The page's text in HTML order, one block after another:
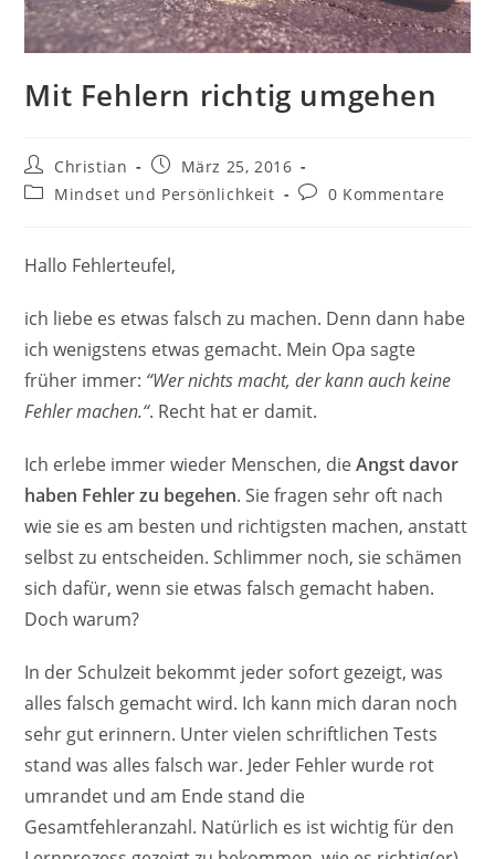
Mit Fehlern richtig umgehen
Beitrags-
Autor:
Christian
Beitrag
veröffentlicht:
März 25, 2016
Beitrags-
Mindset und Persönlichkeit
Beitrags-
0 Kommentare
Hallo Fehlerteufel,
ich liebe es etwas falsch zu machen. Denn dann habe
ich wenigstens etwas gemacht. Mein Opa sagte
früher immer: “Wer nichts macht, der kann auch keine
Fehler machen.“. Recht hat er damit.
Ich erlebe immer wieder Menschen, dieAngst davor
haben Fehler zu begehen. Sie fragen sehr oft nach
wie sie es am besten und richtigsten machen, anstatt
selbst zu entscheiden. Schlimmer noch, sie schämen
sich dafür, wenn sie etwas falsch gemacht haben.
Doch warum?
In der Schulzeit bekommt jeder sofort gezeigt, was
alles falsch gemacht wird. Ich kann mich daran noch
sehr gut erinnern. Unter vielen schriftlichen Tests
stand was alles falsch war. Jeder Fehler wurde rot
umrandet und am Ende stand die
Gesamtfehleranzahl. Natürlich es ist wichtig für den